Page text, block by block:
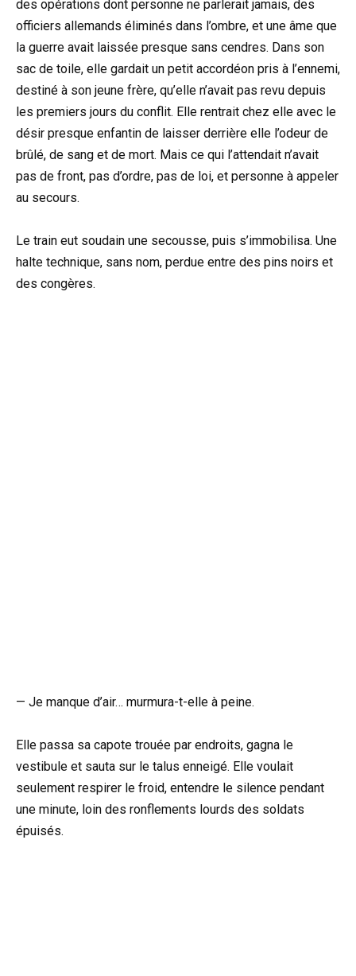
des opérations dont personne ne parlerait jamais, des
officiers allemands éliminés dans l’ombre, et une âme que
la guerre avait laissée presque sans cendres. Dans son
sac de toile, elle gardait un petit accordéon pris à l’ennemi,
destiné à son jeune frère, qu’elle n’avait pas revu depuis
les premiers jours du conflit. Elle rentrait chez elle avec le
désir presque enfantin de laisser derrière elle l’odeur de
brûlé, de sang et de mort. Mais ce qui l’attendait n’avait
pas de front, pas d’ordre, pas de loi, et personne à appeler
au secours.
Le train eut soudain une secousse, puis s’immobilisa. Une
halte technique, sans nom, perdue entre des pins noirs et
des congères.
— Je manque d’air… murmura-t-elle à peine.
Elle passa sa capote trouée par endroits, gagna le
vestibule et sauta sur le talus enneigé. Elle voulait
seulement respirer le froid, entendre le silence pendant
une minute, loin des ronflements lourds des soldats
épuisés.